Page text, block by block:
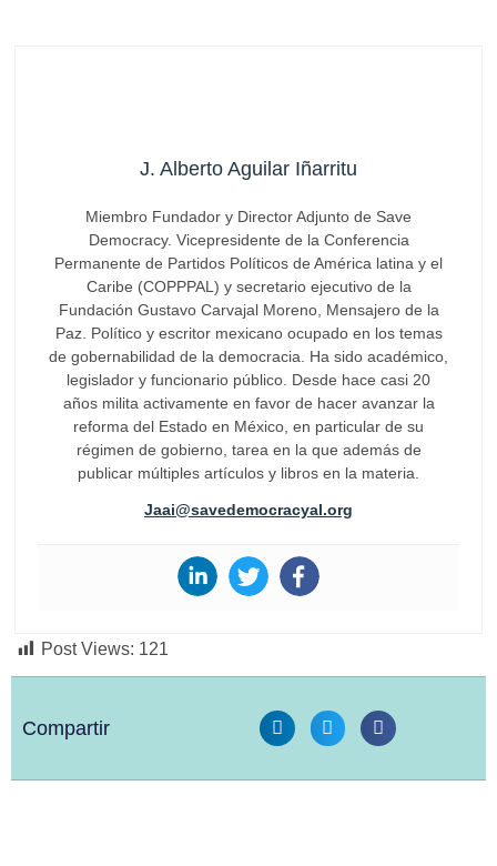
J. Alberto Aguilar Iñarritu
Miembro Fundador y Director Adjunto de Save
Democracy. Vicepresidente de la Conferencia
Permanente de Partidos Políticos de América latina y el
Caribe (COPPPAL) y secretario ejecutivo de la
Fundación Gustavo Carvajal Moreno, Mensajero de la
Paz. Político y escritor mexicano ocupado en los temas
de gobernabilidad de la democracia. Ha sido académico,
legislador y funcionario público. Desde hace casi 20
años milita activamente en favor de hacer avanzar la
reforma del Estado en México, en particular de su
régimen de gobierno, tarea en la que además de
publicar múltiples artículos y libros en la materia.
Jaai@savedemocracyal.org
Post Views: 121
Compartir